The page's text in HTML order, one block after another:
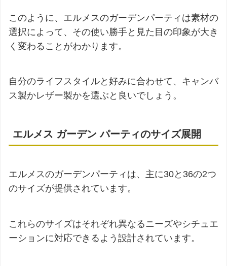
このように、エルメスのガーデンパーティは素材の
選択によって、その使い勝手と見た目の印象が大き
く変わることがわかります。
自分のライフスタイルと好みに合わせて、キャンバ
ス製かレザー製かを選ぶと良いでしょう。
エルメス ガーデン パーティのサイズ展開
エルメスのガーデンパーティは、主に30と36の2つ
のサイズが提供されています。
これらのサイズはそれぞれ異なるニーズやシチュエ
ーションに対応できるよう設計されています。